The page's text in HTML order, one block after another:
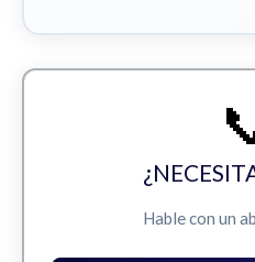
Hable con un